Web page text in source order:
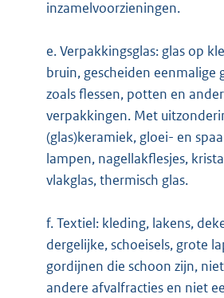
inzamelvoorzieningen.
e. Verpakkingsglas: glas op
bruin, gescheiden eenmalige
zoals flessen, potten en
verpakkingen. Met
(glas)keramiek, gloei- en
lampen, nagellakflesjes,
vlakglas, thermisch glas.
f. Textiel: kleding, lakens,
dergelijke, schoeisels, grote
gordijnen die schoon zijn,
andere afvalfracties en niet